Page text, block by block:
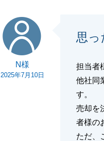
N様
2025年7月10日
思っ
担当者
他社同
す。
売却を
者様の
ただ、